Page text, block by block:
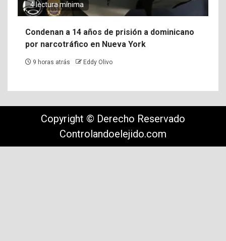
4 lectura mínima
Condenan a 14 años de prisión a dominicano
por narcotráfico en Nueva York
9 horas atrás Eddy Olivo
Copyright © Derecho Reservado
Controlandoelejido.com